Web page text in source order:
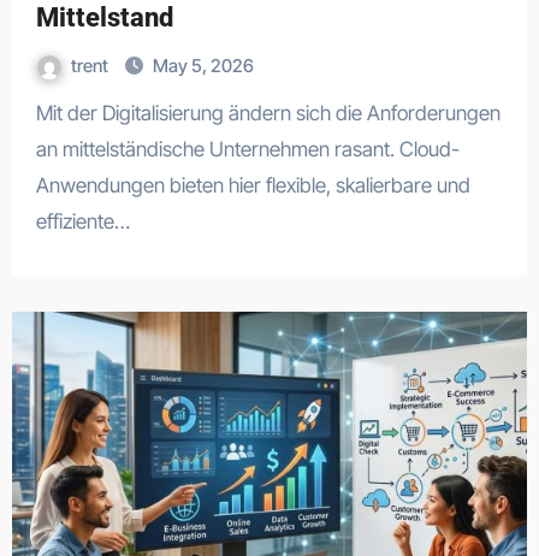
Mittelstand
trent May 5, 2026
Mit der Digitalisierung ändern sich die Anforderungen
an mittelständische Unternehmen rasant. Cloud-
Anwendungen bieten hier flexible, skalierbare und
effiziente…